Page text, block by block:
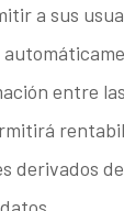
a sus
entre
derivados